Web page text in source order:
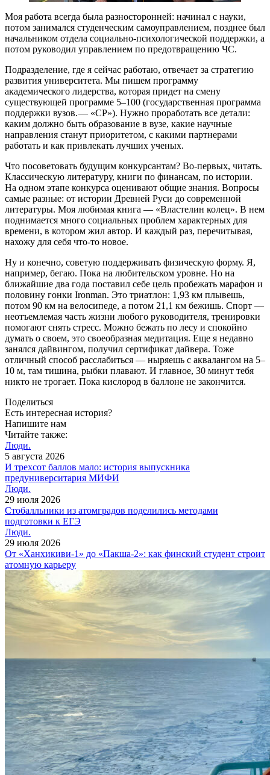
Моя работа всегда была разносторонней: начинал с науки,
потом занимался студенческим самоуправлением, позднее был
начальником отдела социально-психологической поддержки, а
потом руководил управлением по предотвращению ЧС.
Подразделение, где я сейчас работаю, отвечает за стратегию
развития университета. Мы пишем программу
академического лидерства, которая придет на смену
существующей программе 5–100 (государственная программа
поддержки вузов. — «СР»). Нужно проработать все детали:
каким должно быть образование в вузе, какие научные
направления станут приоритетом, с какими партнерами
работать и как привлекать лучших ученых.
Что посоветовать будущим конкурсантам? Во-первых, читать.
Классическую литературу, книги по финансам, по истории.
На одном этапе конкурса оценивают общие знания. Вопросы
самые разные: от истории Древней Руси до современной
литературы. Моя любимая книга — ​«Властелин колец». В нем
поднимается много социальных проблем характерных для
времени, в котором жил автор. И каждый раз, перечитывая,
нахожу для себя что-то новое.
Ну и конечно, советую поддерживать физическую форму. Я,
например, бегаю. Пока на любительском уровне. Но на
ближайшие два года поставил себе цель пробежать марафон и
половину гонки Ironman. Это триатлон: 1,93 км плывешь,
потом 90 км на велосипеде, а потом 21,1 км бежишь. Спорт —
​неотъемлемая часть жизни любого руководителя, тренировки
помогают снять стресс. Можно бежать по лесу и спокойно
думать о своем, это своеобразная медитация. Еще я недавно
занялся дайвингом, получил сертификат дайвера. Тоже
отличный способ расслабиться — ​ныряешь с аквалангом на 5–
10 м, там тишина, рыбки плавают. И главное, 30 минут тебя
никто не трогает. Пока кислород в баллоне не закончится.
Поделиться
Есть интересная история?
Напишите нам
Читайте также:
Люди.
5 августа 2026
И трехсот баллов мало: история выпускника
предуниверситария МИФИ
Люди.
29 июля 2026
Cтобалльники из атомградов поделились методами
подготовки к ЕГЭ
Люди.
29 июля 2026
От «Ханхикиви-1» до «Пакша-2»: как финский студент строит
атомную карьеру